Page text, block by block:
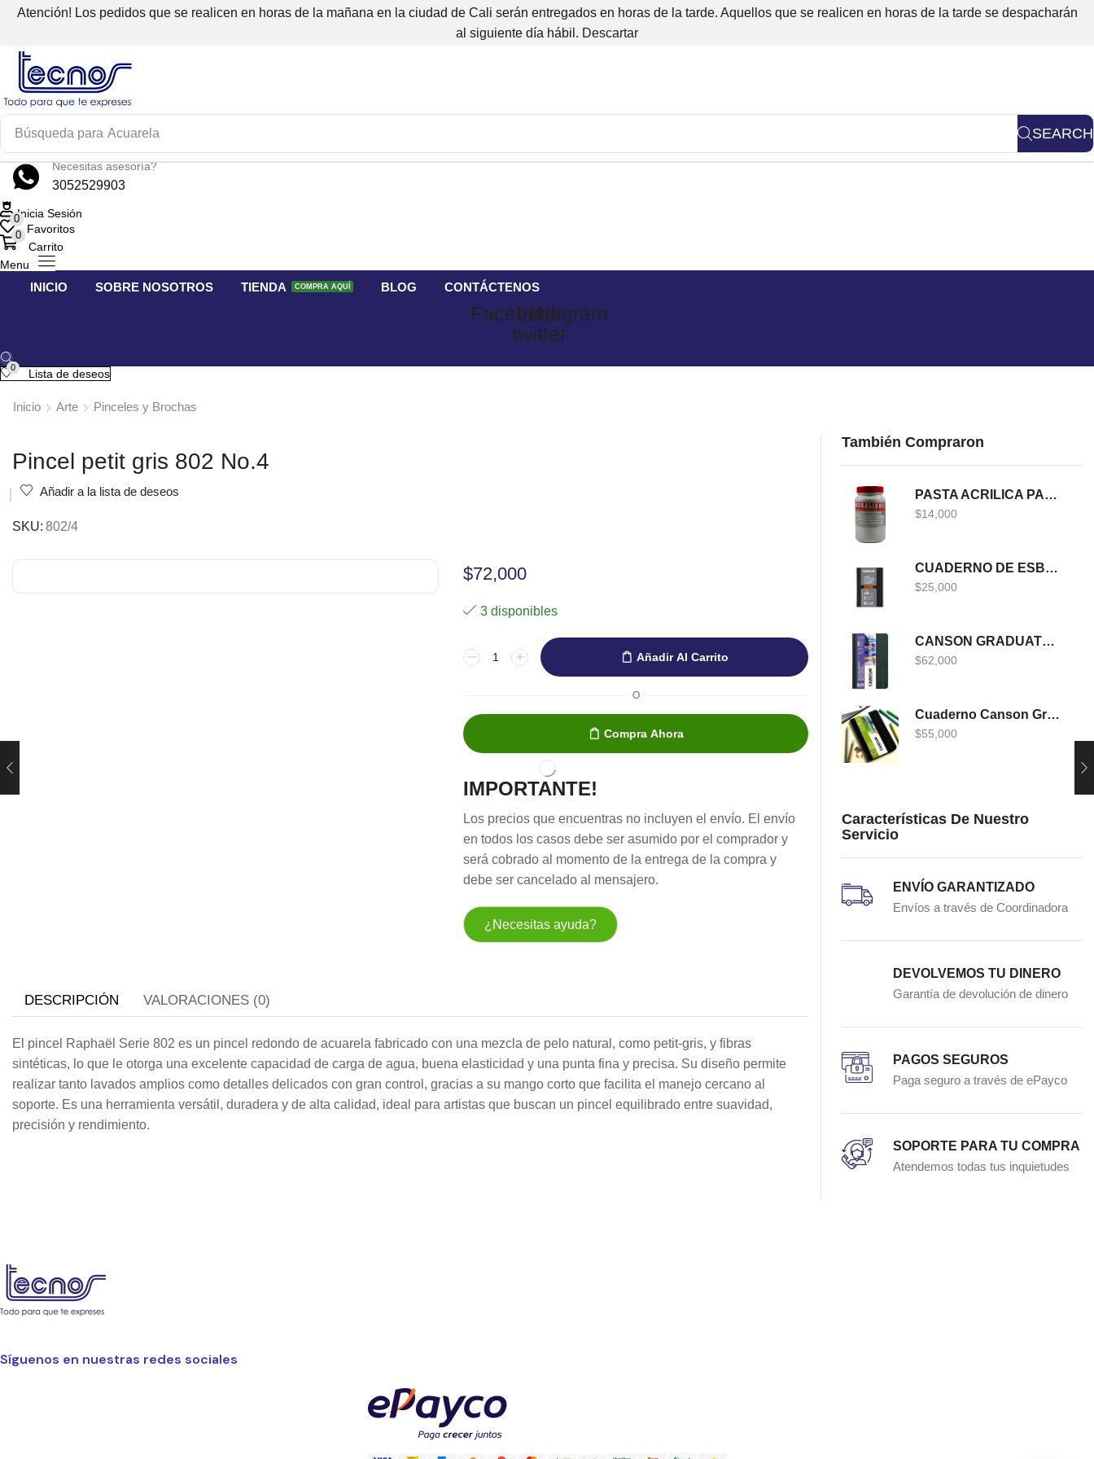
Atención! Los pedidos que se realicen en horas de la mañana en la ciudad de Cali serán entregados en horas de la tarde. Aquellos que se realicen en horas de la tarde se despacharán
al siguiente día hábil. Descartar
Búsqueda para Acuarela SEARCH
Necesitas asesoría?
3052529903
Inicia Sesión
0
Favoritos
0
Carrito
Menu
INICIO SOBRE NOSOTROS TIENDA COMPRA AQUÍ BLOG CONTÁCTENOS
Facebook
X-
twitter
Instagram
0
Lista de deseos
Inicio Arte Pinceles y Brochas
Pincel petit gris 802 No.4
Añadir a la lista de deseos
SKU: 802/4
$72,000
3 disponibles
Pincel
petit
No.4
cantidad
Añadir Al Carrito
O
Compra Ahora
IMPORTANTE!
Los precios que encuentras no incluyen el envío. El envío
en todos los casos debe ser asumido por el comprador y
será cobrado al momento de la entrega de la compra y
debe ser cancelado al mensajero.
¿Necesitas ayuda?
DESCRIPCIÓN VALORACIONES (0)
El pincel Raphaël Serie 802 es un pincel redondo de acuarela fabricado con una mezcla de pelo natural, como petit-gris, y fibras
sintéticas, lo que le otorga una excelente capacidad de carga de agua, buena elasticidad y una punta fina y precisa. Su diseño permite
realizar tanto lavados amplios como detalles delicados con gran control, gracias a su mango corto que facilita el manejo cercano al
soporte. Es una herramienta versátil, duradera y de alta calidad, ideal para artistas que buscan un pincel equilibrado entre suavidad,
precisión y rendimiento.
También Compraron
PASTA ACRILICA PARA MURALISMO 400 GRS
$14,000
CUADERNO DE ESBOZO CANSON ONE
$25,000
CANSON GRADUATE MULTITECNICA
$62,000
Cuaderno Canson Graduate
$55,000
Características De Nuestro
Servicio
ENVÍO GARANTIZADO
Envíos a través de Coordinadora
DEVOLVEMOS TU DINERO
Garantía de devolución de dinero
PAGOS SEGUROS
Paga seguro a través de ePayco
SOPORTE PARA TU COMPRA
Atendemos todas tus inquietudes
Síguenos en nuestras redes sociales